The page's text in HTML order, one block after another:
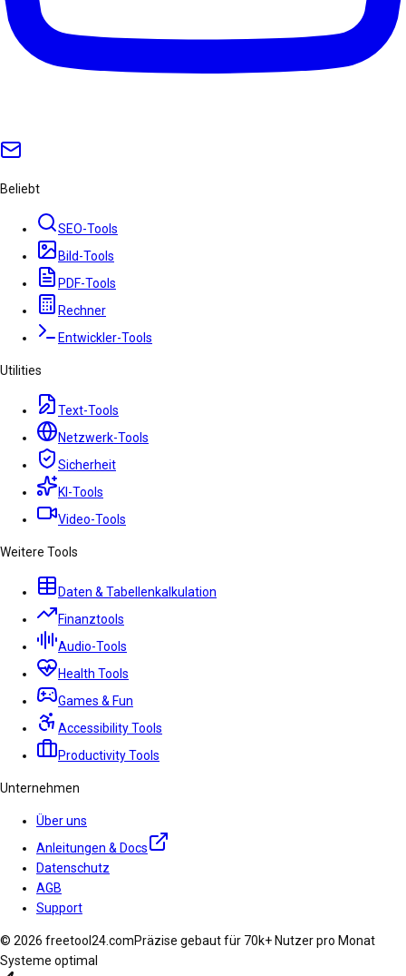
Beliebt
SEO-Tools
Bild-Tools
PDF-Tools
Rechner
Entwickler-Tools
Utilities
Text-Tools
Netzwerk-Tools
Sicherheit
KI-Tools
Video-Tools
Weitere Tools
Daten & Tabellenkalkulation
Finanztools
Audio-Tools
Health Tools
Games & Fun
Accessibility Tools
Productivity Tools
Unternehmen
Über uns
Anleitungen & Docs
Datenschutz
AGB
Support
© 2026 freetool24.comPräzise gebaut für 70k+ Nutzer pro Monat
Systeme optimal